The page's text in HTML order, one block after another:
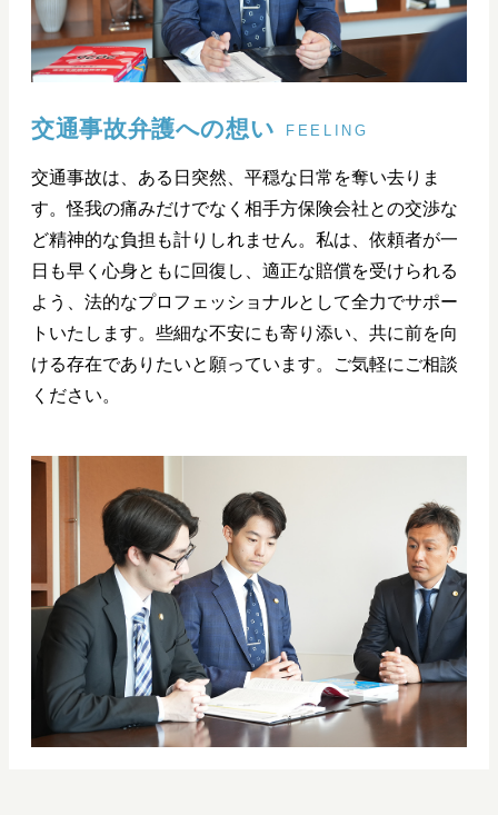
交通事故弁護への想い FEELING
交通事故は、ある日突然、平穏な日常を奪い去りま
す。怪我の痛みだけでなく相手方保険会社との交渉な
ど精神的な負担も計りしれません。私は、依頼者が一
日も早く心身ともに回復し、適正な賠償を受けられる
よう、法的なプロフェッショナルとして全力でサポー
トいたします。些細な不安にも寄り添い、共に前を向
ける存在でありたいと願っています。ご気軽にご相談
ください。